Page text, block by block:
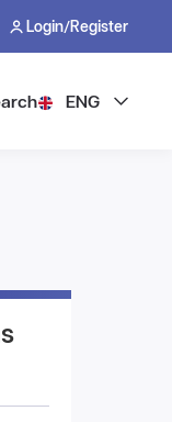
Login/Register
ENG